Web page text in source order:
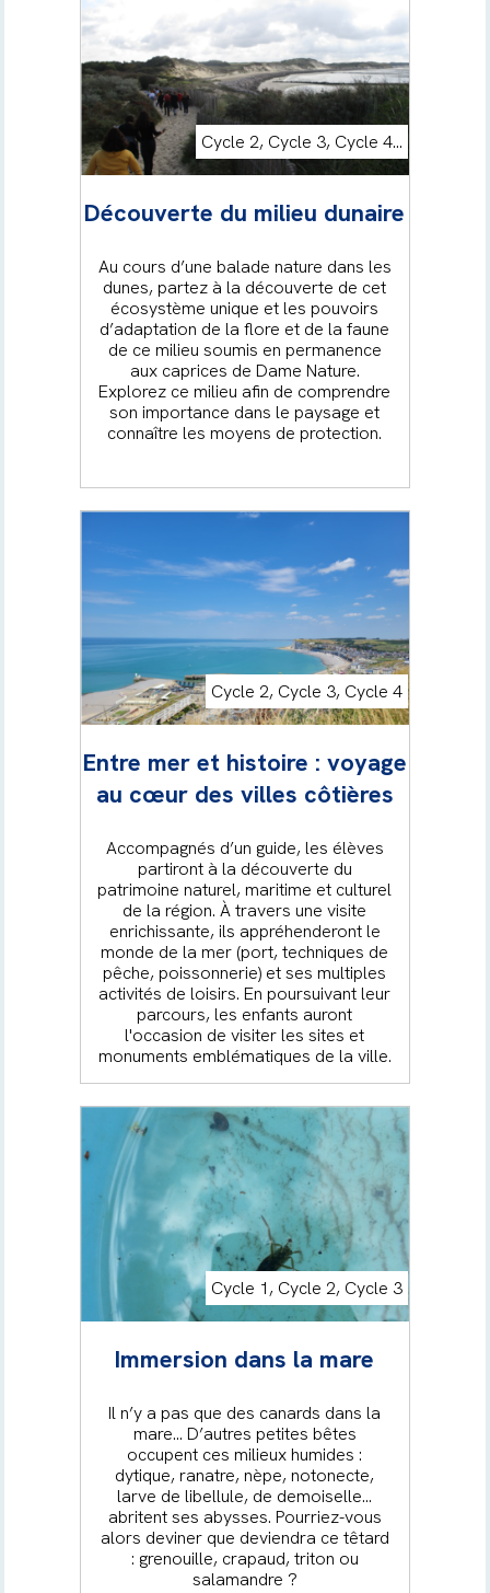
Cycle 2, Cycle 3, Cycle 4...
Découverte du milieu dunaire
Au cours d’une balade nature dans les
dunes, partez à la découverte de cet
écosystème unique et les pouvoirs
d’adaptation de la flore et de la faune
de ce milieu soumis en permanence
aux caprices de Dame Nature.
Explorez ce milieu afin de comprendre
son importance dans le paysage et
connaître les moyens de protection.
Cycle 2, Cycle 3, Cycle 4
Entre mer et histoire : voyage
au cœur des villes côtières
Accompagnés d’un guide, les élèves
partiront à la découverte du
patrimoine naturel, maritime et culturel
de la région. À travers une visite
enrichissante, ils appréhenderont le
monde de la mer (port, techniques de
pêche, poissonnerie) et ses multiples
activités de loisirs. En poursuivant leur
parcours, les enfants auront
l'occasion de visiter les sites et
monuments emblématiques de la ville.
Cycle 1, Cycle 2, Cycle 3
Immersion dans la mare
Il n’y a pas que des canards dans la
mare… D’autres petites bêtes
occupent ces milieux humides :
dytique, ranatre, nèpe, notonecte,
larve de libellule, de demoiselle…
abritent ses abysses. Pourriez-vous
alors deviner que deviendra ce têtard
: grenouille, crapaud, triton ou
salamandre ?